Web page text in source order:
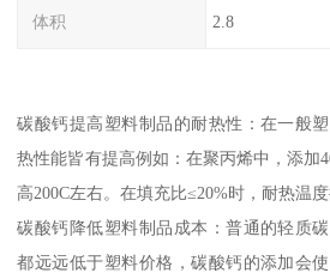
体积 2.8
碳酸钙提高塑料制品的耐热性：在一般
热性能皆有提高例如：在聚丙烯中，添加
高200C左右。在填充比≤20%时，耐热温度
碳酸钙降低塑料制品成本：普通的轻质
都远远低于塑料价格，碳酸钙的添加会